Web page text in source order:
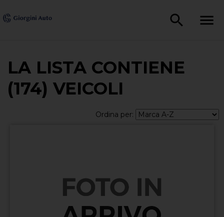
LA LISTA CONTIENE
(174) VEICOLI
Ordina per: